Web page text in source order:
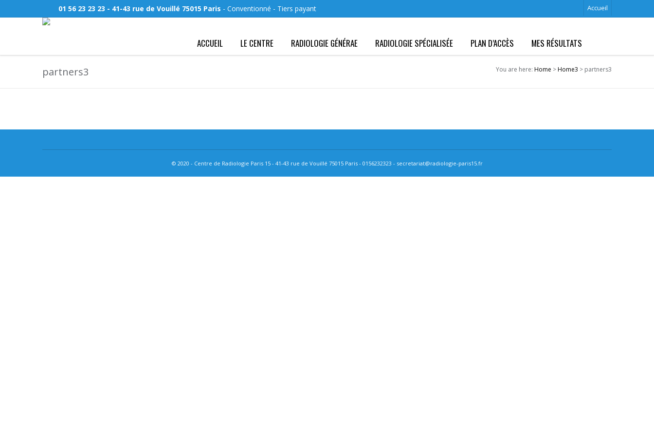
01 56 23 23 23 - 41-43 rue de Vouillé 75015 Paris - Conventionné - Tiers payant Accueil
ACCUEIL LE CENTRE RADIOLOGIE GÉNÉRAE RADIOLOGIE SPÉCIALISÉE PLAN D’ACCÈS MES RÉSULTATS
partners3 You are here: Home >Home3 > partners3
© 2020 - Centre de Radiologie Paris 15 - 41-43 rue de Vouillé 75015 Paris - 0156232323 - secretariat@radiologie-paris15.fr